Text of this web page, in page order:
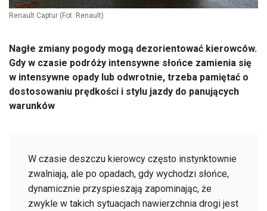
Renault Captur (Fot. Renault)
Nagłe zmiany pogody mogą dezorientować kierowców.
Gdy w czasie podróży intensywne słońce zamienia się
w intensywne opady lub odwrotnie, trzeba pamiętać o
dostosowaniu prędkości i stylu jazdy do panujących
warunków
W czasie deszczu kierowcy często instynktownie
zwalniają, ale po opadach, gdy wychodzi słońce,
dynamicznie przyspieszają zapominając, że
zwykle w takich sytuacjach nawierzchnia drogi jest